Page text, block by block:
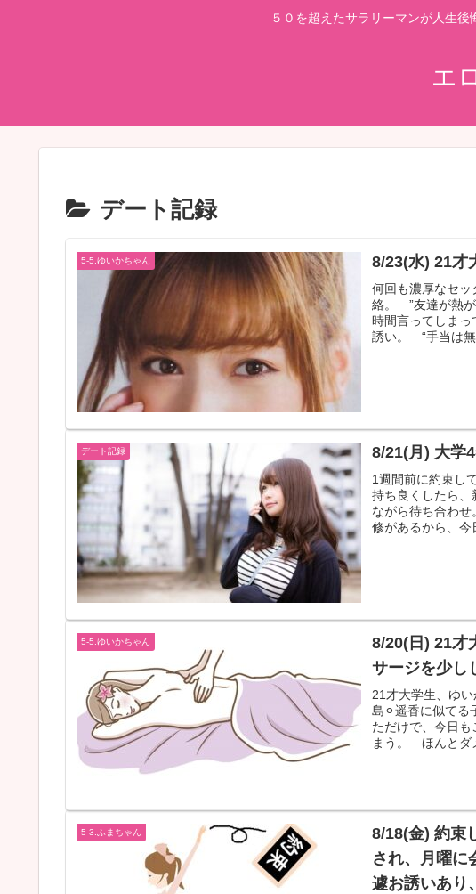
５０を超えたサラリーマンが人生
エ
デート記録
5-5.ゆいかちゃん 8/23(水) 21才
何回も濃厚なセ
絡。 ”友達が熱が
時間言ってしま
誘い。 “手当は無
デート記録 8/21(月) 大学
1週間前に約束し
持ち良くしたら
ながら待ち合わ
修があるから、今
5-5.ゆいかちゃん
8/20(日) 21才
サージを少し
21才大学生、ゆ
島⚪︎遥香に似て
ただけで、今日
まう。 ほんとダ
5-3.ふまちゃん
8/18(金) 約束
され、月曜に
遽お誘いあり